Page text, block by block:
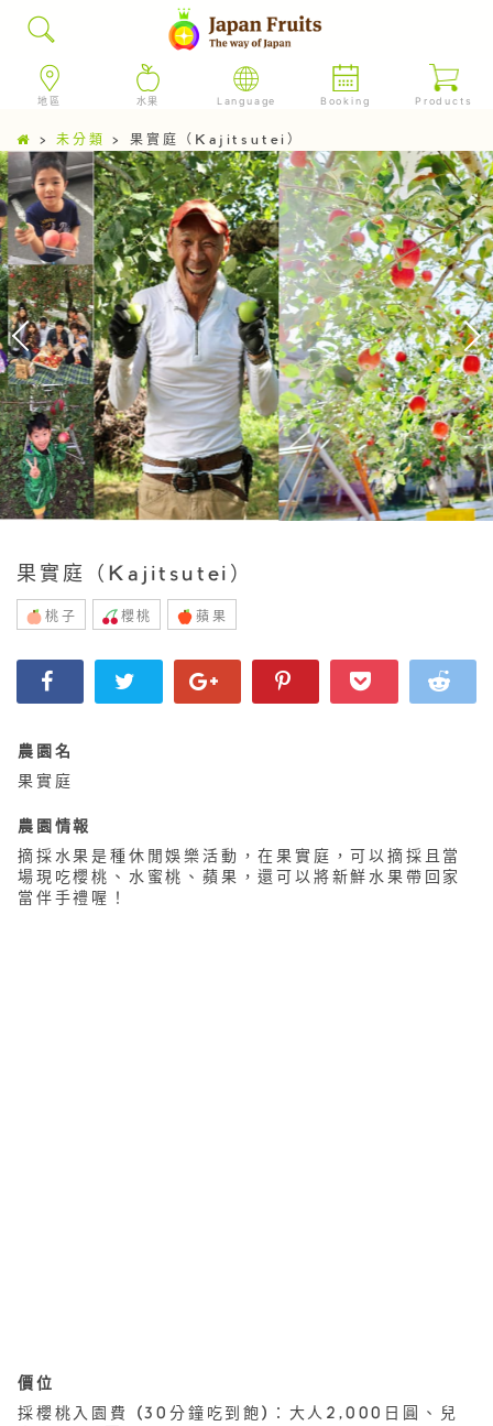
地區 水果 Language Booking Products
>未分類 >果實庭（Kajitsutei）
果實庭（Kajitsutei）
桃子 櫻桃 蘋果
農園名
果實庭
農園情報
摘採水果是種休閒娛樂活動，在果實庭，可以摘採且當
場現吃櫻桃、水蜜桃、蘋果，還可以將新鮮水果帶回家
當伴手禮喔！
價位
採櫻桃入園費 (30分鐘吃到飽)：大人2,000日圓、兒